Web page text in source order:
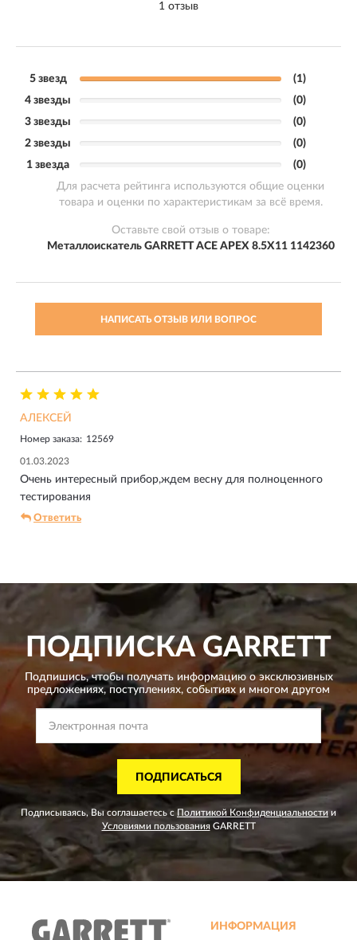
1 отзыв
5 звезд
(1)
4 звезды
(0)
3 звезды
(0)
2 звезды
(0)
1 звезда
(0)
Для расчета рейтинга используются общие оценки
товара и оценки по характеристикам за всё время.
Оставьте свой отзыв о товаре:
Металлоискатель GARRETT ACE APEX 8.5X11 1142360
НАПИСАТЬ ОТЗЫВ ИЛИ ВОПРОС
АЛЕКСЕЙ
Номер заказа: 12569
01.03.2023
Очень интересный прибор,ждем весну для полноценного
тестирования
Ответить
ПОДПИСКАGARRETT
Подпишись, чтобы получать информацию о эксклюзивных
предложениях,поступлениях, событиях и многом другом
ПОДПИСАТЬСЯ
Подписываясь, Вы соглашаетесь сПолитикой Конфиденциальности и
Условиями пользованияGARRETT
ИНФОРМАЦИЯ